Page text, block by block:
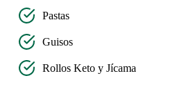
Pastas
Guisos
Rollos Keto y Jícama